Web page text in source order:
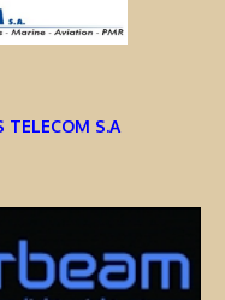
S.A